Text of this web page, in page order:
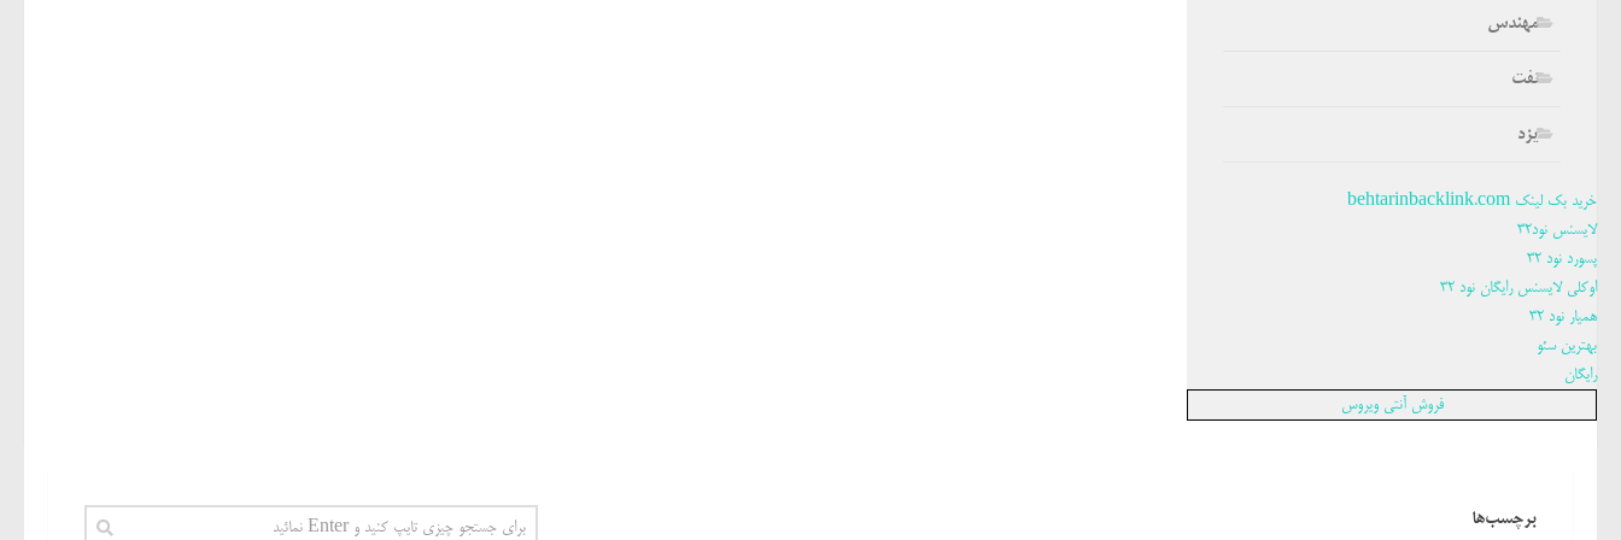
مهندس
نفت
یزد
خرید بک لینک behtarinbacklink.com
لایسنس نود32
پسورد نود 32
اوکلی لایسنس رایگان نود 32
همیار نود 32
بهترین سئو
رایگان
فروش آنتی ویروس
برچسب‌ها